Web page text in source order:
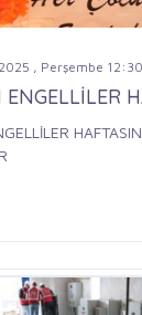
2025 , Perşembe 12:30